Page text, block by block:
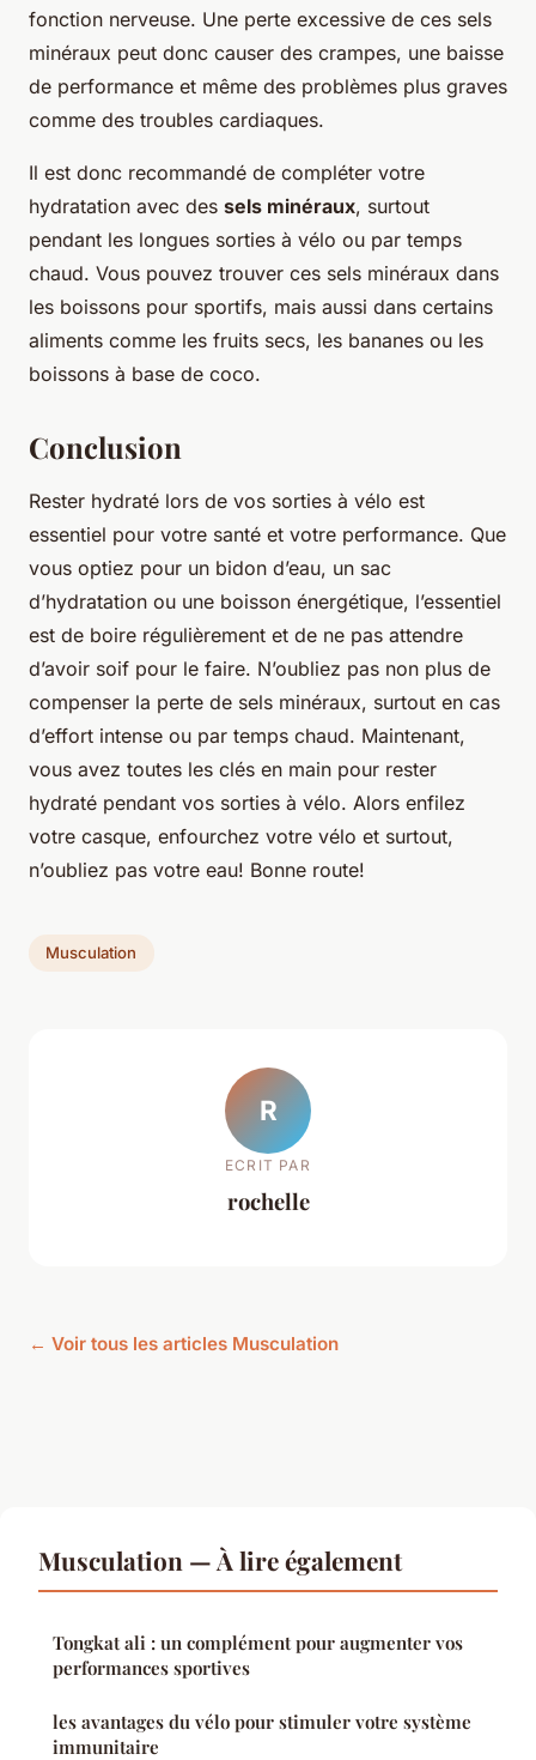
fonction nerveuse. Une perte excessive de ces sels
minéraux peut donc causer des crampes, une baisse
de performance et même des problèmes plus graves
comme des troubles cardiaques.
Il est donc recommandé de compléter votre
hydratation avec des sels minéraux, surtout
pendant les longues sorties à vélo ou par temps
chaud. Vous pouvez trouver ces sels minéraux dans
les boissons pour sportifs, mais aussi dans certains
aliments comme les fruits secs, les bananes ou les
boissons à base de coco.
Conclusion
Rester hydraté lors de vos sorties à vélo est
essentiel pour votre santé et votre performance. Que
vous optiez pour un bidon d’eau, un sac
d’hydratation ou une boisson énergétique, l’essentiel
est de boire régulièrement et de ne pas attendre
d’avoir soif pour le faire. N’oubliez pas non plus de
compenser la perte de sels minéraux, surtout en cas
d’effort intense ou par temps chaud. Maintenant,
vous avez toutes les clés en main pour rester
hydraté pendant vos sorties à vélo. Alors enfilez
votre casque, enfourchez votre vélo et surtout,
n’oubliez pas votre eau! Bonne route!
Musculation
R
ECRIT PAR
rochelle
← Voir tous les articles Musculation
Musculation — À lire également
Tongkat ali : un complément pour augmenter vos
performances sportives
les avantages du vélo pour stimuler votre système
immunitaire